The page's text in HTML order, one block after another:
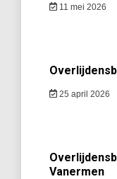
11 mei 2026
25 april 2026
Vanermen